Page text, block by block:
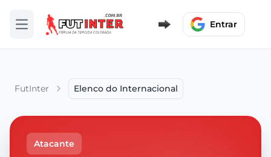
Abrir menu Entrar
FutInter Elenco do Internacional
Atacante